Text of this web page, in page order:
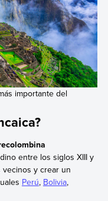
importante del
entre los siglos XIII y
vecinos y crear un
Perú, Bolivia,